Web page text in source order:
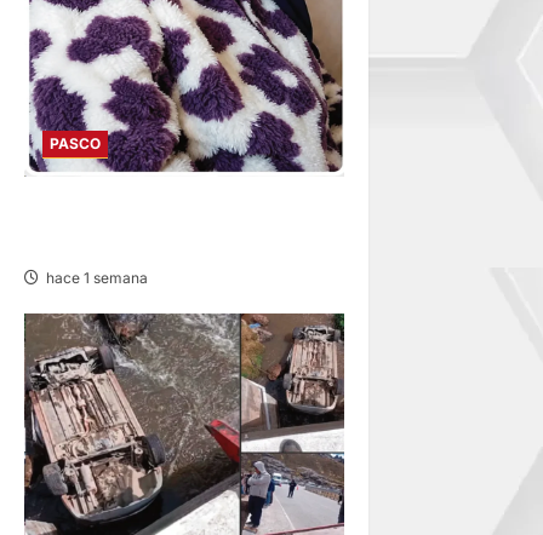
PASCO
hace 1 semana